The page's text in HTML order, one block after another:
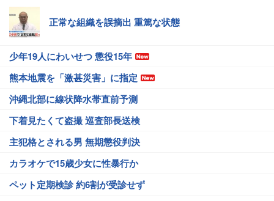
正常な組織を誤摘出 重篤な状態
少年19人にわいせつ 懲役15年
熊本地震を「激甚災害」に指定
沖縄北部に線状降水帯直前予測
下着見たくて盗撮 巡査部長送検
主犯格とされる男 無期懲役判決
カラオケで15歳少女に性暴行か
ペット定期検診 約6割が受診せず